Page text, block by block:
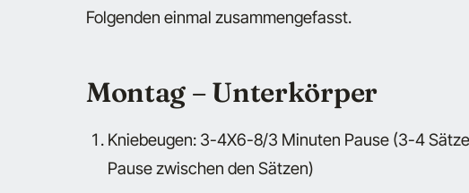
Folgenden einmal zusammengefasst.
Montag – Unterkörper
Kniebeugen: 3-4X6-8/3 Minuten Pause (3-4
Pause zwischen den Sätzen)